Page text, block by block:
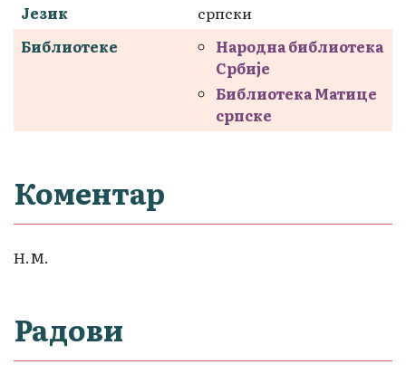
Језик
српски
Библиотеке
Народна библиотека
Србије
Библиотека Матице
српске
Коментар
Н.М.
Радови